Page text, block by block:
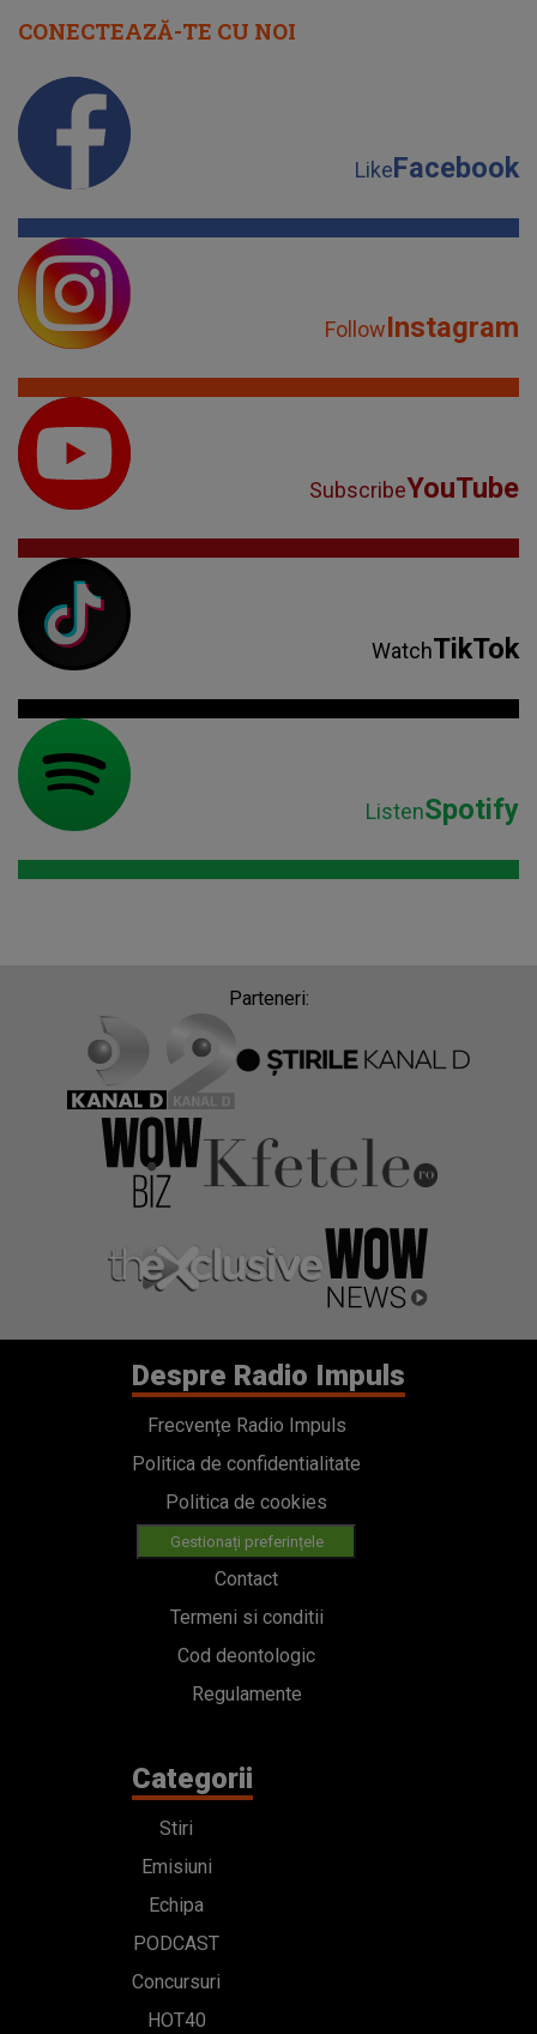
CONECTEAZĂ-TE CU NOI
LikeFacebook
FollowInstagram
SubscribeYouTube
WatchTikTok
ListenSpotify
Parteneri:
Despre Radio Impuls
Frecvențe Radio Impuls
Politica de confidentialitate
Politica de cookies
Gestionați preferințele
Contact
Termeni si conditii
Cod deontologic
Regulamente
Categorii
Stiri
Emisiuni
Echipa
PODCAST
Concursuri
HOT40